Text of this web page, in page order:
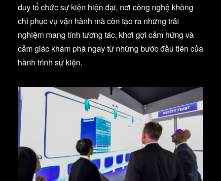
duy tổ chức sự kiện hiện đại, nơi công nghệ không
chỉ phục vụ vận hành mà còn tạo ra những trải
nghiệm mang tính tương tác, khơi gợi cảm hứng và
cảm giác khám phá ngay từ những bước đầu tiên của
hành trình sự kiện.